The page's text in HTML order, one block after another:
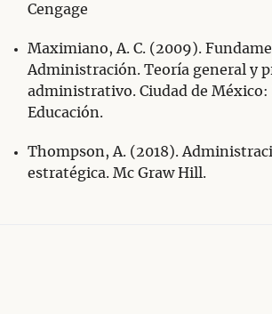
Cengage
Maximiano, A. C. (2009).
Administración. Teoría general y
administrativo. Ciudad de México:
Educación.
Thompson, A. (2018).
estratégica. Mc Graw Hill.